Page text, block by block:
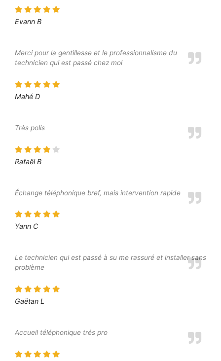
Evann B
Merci pour la gentillesse et le professionnalisme du
technicien qui est passé chez moi
Mahé D
Très polis
Rafaël B
Échange téléphonique bref, mais intervention rapide
Yann C
Le technicien qui est passé à su me rassuré et installer sans
problème
Gaëtan L
Accueil téléphonique trés pro